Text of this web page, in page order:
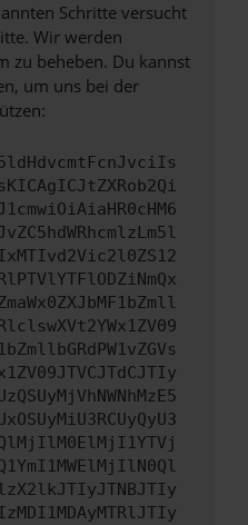
Schritte versucht
Wir werden
zu beheben. Du kannst
um uns bei der